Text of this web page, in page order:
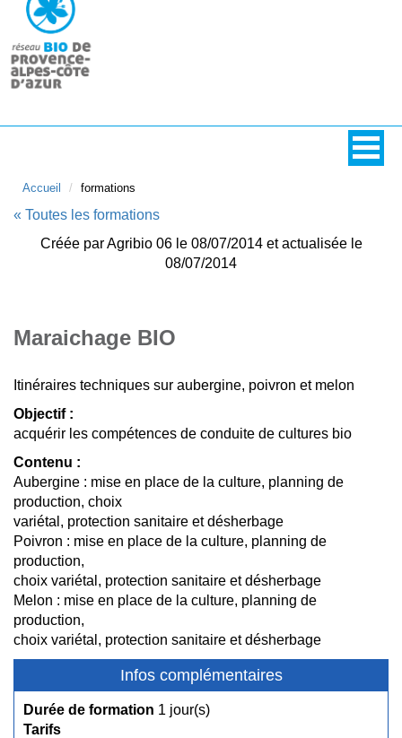
Accueil formations
« Toutes les formations
Créée par Agribio 06 le 08/07/2014 et actualisée le
08/07/2014
Maraichage BIO
Itinéraires techniques sur aubergine, poivron et melon
Objectif :
acquérir les compétences de conduite de cultures bio
Contenu :
Aubergine : mise en place de la culture, planning de
production, choix
variétal, protection sanitaire et désherbage
Poivron : mise en place de la culture, planning de
production,
choix variétal, protection sanitaire et désherbage
Melon : mise en place de la culture, planning de
production,
choix variétal, protection sanitaire et désherbage
Infos complémentaires
Durée de formation 1 jour(s)
Tarifs